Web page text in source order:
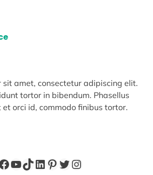
sit amet, consectetur adipiscing elit.
tortor in bibendum. Phasellus
orci id, commodo finibus tortor.
YouTube
TikTok
LinkedIn
Pinterest
X Instagram